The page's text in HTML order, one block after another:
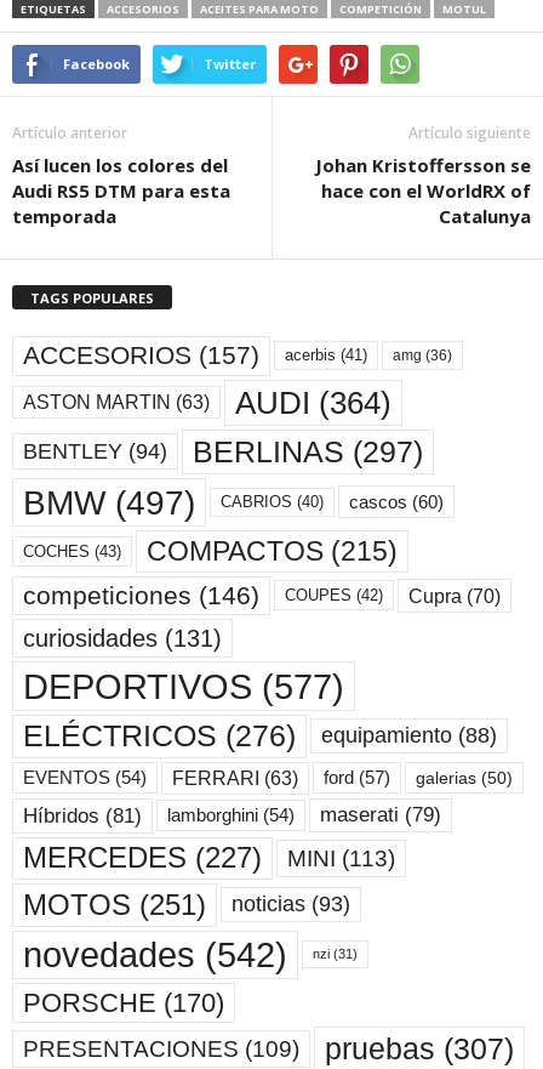
ETIQUETAS ACCESORIOS ACEITES PARA MOTO COMPETICIÓN MOTUL
Facebook Twitter
Artículo anterior
Así lucen los colores del
Audi RS5 DTM para esta
temporada
Artículo siguiente
Johan Kristoffersson se
hace con el WorldRX of
Catalunya
TAGS POPULARES
ACCESORIOS (157) acerbis (41) amg (36)
ASTON MARTIN (63) AUDI (364)
BENTLEY (94) BERLINAS (297)
BMW(497) CABRIOS (40) cascos (60)
COCHES (43) COMPACTOS (215)
competiciones (146) COUPES (42) Cupra (70)
curiosidades (131)
DEPORTIVOS (577)
ELÉCTRICOS (276) equipamiento (88)
EVENTOS (54) FERRARI (63) ford (57) galerias (50)
Híbridos (81) lamborghini (54) maserati (79)
MERCEDES (227) MINI (113)
MOTOS (251) noticias (93)
novedades (542) nzi (31)
PORSCHE (170)
PRESENTACIONES (109) pruebas (307)